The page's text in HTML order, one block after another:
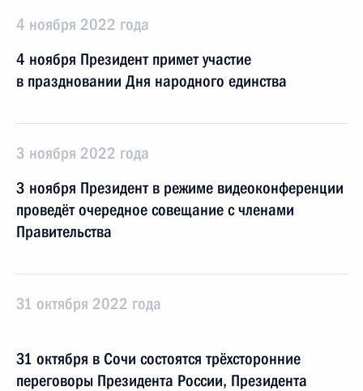
4 ноября 2022 года
4 ноября Президент примет участие
в праздновании Дня народного единства
3 ноября 2022 года
3 ноября Президент в режиме видеоконференции
проведёт очередное совещание с членами
Правительства
31 октября 2022 года
31 октября в Сочи состоятся трёхсторонние
переговоры Президента России, Президента